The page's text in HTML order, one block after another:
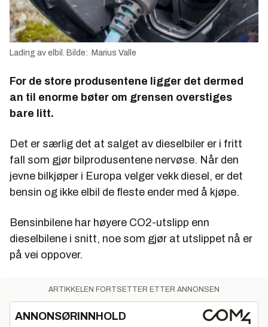
Lading av elbil. Bilde: Marius Valle
For de store produsentene ligger det dermed
an til enorme bøter om grensen overstiges
bare litt.
Det er særlig det at salget av dieselbiler er i fritt
fall som gjør bilprodusentene nervøse. Når den
jevne bilkjøper i Europa velger vekk diesel, er det
bensin og ikke elbil de fleste ender med å kjøpe.
Bensinbilene har høyere CO2-utslipp enn
dieselbilene i snitt, noe som gjør at utslippet nå er
på vei oppover.
ARTIKKELEN FORTSETTER ETTER ANNONSEN
ANNONSØRINNHOLD